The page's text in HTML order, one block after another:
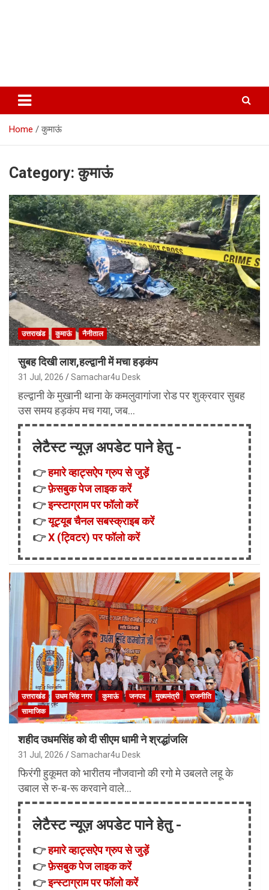
Home कुमाऊं
Category:कुमाऊं
उत्तराखंड कुमाऊं नैनीताल
सुबह दिखी लाश,हल्द्वानी में मचा हड़कंप
31 Jul, 2026 Samachar4u Desk
हल्द्वानी के मुखानी थाना के कमलुवागांजा रोड पर शुक्रवार सुबह
उस समय हड़कंप मच गया, जब…
लेटैस्ट न्यूज़ अपडेट पाने हेतु -
👉हमारे व्हाट्सऐप ग्रुप से जुड़ें
👉फ़ेसबुक पेज लाइक करें
👉इन्स्टाग्राम पर फॉलो करें
👉यूट्यूब चैनल सबस्क्राइब करें
👉X (ट्विटर) पर फॉलो करें
उत्तराखंड उधम सिंह नगर कुमाऊं जनपद मुख्यमंत्री
राजनीति
सामाजिक
शहीद उधमसिंह को दी सीएम धामी ने श्रद्धांजलि
31 Jul, 2026 Samachar4u Desk
फिरंगी हुकूमत को भारीतय नौजवानो की रगो मे उबलते लहू के
उबाल से रु-ब-रू करवाने वाले…
लेटैस्ट न्यूज़ अपडेट पाने हेतु -
👉हमारे व्हाट्सऐप ग्रुप से जुड़ें
👉फ़ेसबुक पेज लाइक करें
👉इन्स्टाग्राम पर फॉलो करें